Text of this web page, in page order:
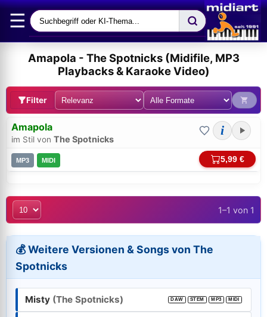
☰
Amapola - The Spotnicks (Midifile, MP3
Playbacks & Karaoke Video)
Filter
Amapola
im Stil von The Spotnicks
i
MP3 MIDI 5,99 €
1–1 von 1
💰 Weitere Versionen & Songs von The
Spotnicks
Misty (The Spotnicks) DAW STEM MP3 MIDI
Bei midi.de anmelden
Sicherer Login für Ihre Bestellungen & Downloads
E-Mail-Adresse:
Passwort: